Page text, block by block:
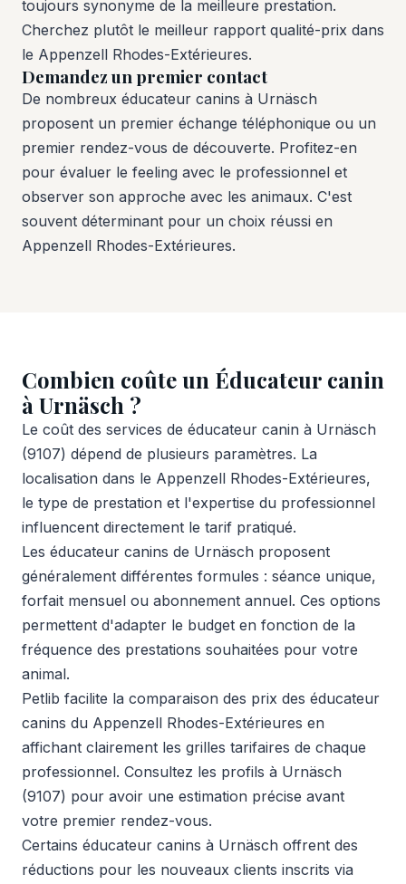
toujours synonyme de la meilleure prestation.
Cherchez plutôt le meilleur rapport qualité-prix dans
le Appenzell Rhodes-Extérieures.
Demandez un premier contact
De nombreux éducateur canins à Urnäsch
proposent un premier échange téléphonique ou un
premier rendez-vous de découverte. Profitez-en
pour évaluer le feeling avec le professionnel et
observer son approche avec les animaux. C'est
souvent déterminant pour un choix réussi en
Appenzell Rhodes-Extérieures.
Combien coûte un Éducateur canin
à Urnäsch ?
Le coût des services de éducateur canin à Urnäsch
(9107) dépend de plusieurs paramètres. La
localisation dans le Appenzell Rhodes-Extérieures,
le type de prestation et l'expertise du professionnel
influencent directement le tarif pratiqué.
Les éducateur canins de Urnäsch proposent
généralement différentes formules : séance unique,
forfait mensuel ou abonnement annuel. Ces options
permettent d'adapter le budget en fonction de la
fréquence des prestations souhaitées pour votre
animal.
Petlib facilite la comparaison des prix des éducateur
canins du Appenzell Rhodes-Extérieures en
affichant clairement les grilles tarifaires de chaque
professionnel. Consultez les profils à Urnäsch
(9107) pour avoir une estimation précise avant
votre premier rendez-vous.
Certains éducateur canins à Urnäsch offrent des
réductions pour les nouveaux clients inscrits via